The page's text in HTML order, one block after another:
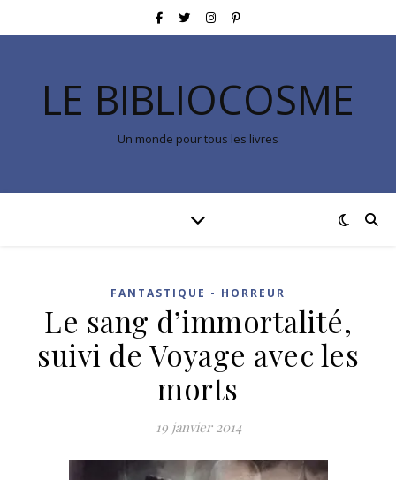
LE BIBLIOCOSME
Un monde pour tous les livres
FANTASTIQUE - HORREUR
Le sang d’immortalité,
suivi de Voyage avec les
morts
19 janvier 2014